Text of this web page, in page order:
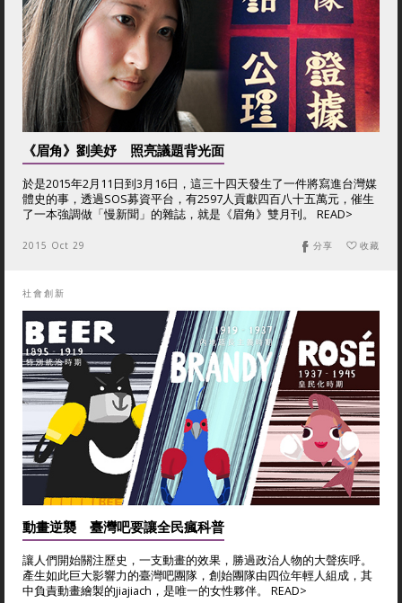
《眉角》劉美妤 照亮議題背光面
於是2015年2月11日到3月16日，這三十四天發生了一件將寫進台灣媒
體史的事，透過SOS募資平台，有2597人貢獻四百八十五萬元，催生
了一本強調做「慢新聞」的雜誌，就是《眉角》雙月刊。 READ>
2015 Oct 29 收藏
分享
社會創新
動畫逆襲 臺灣吧要讓全民瘋科普
讓人們開始關注歷史，一支動畫的效果，勝過政治人物的大聲疾呼。
產生如此巨大影響力的臺灣吧團隊，創始團隊由四位年輕人組成，其
中負責動畫繪製的jiajiach，是唯一的女性夥伴。 READ>